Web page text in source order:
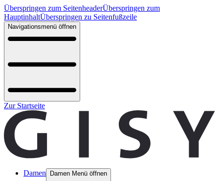
Überspringen zum SeitenheaderÜberspringen zum
HauptinhaltÜberspringen zu Seitenfußzeile
Navigationsmenü öffnen
Zur Startseite
Damen Damen Menü öffnen